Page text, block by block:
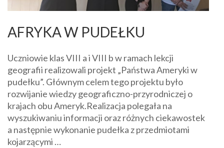
AFRYKA W PUDEŁKU
Uczniowie klas VIII a i VIII b w ramach lekcji
geografii realizowali projekt „Państwa Ameryki w
pudełku”. Głównym celem tego projektu było
rozwijanie wiedzy geograficzno-przyrodniczej o
krajach obu Ameryk.Realizacja polegała na
wyszukiwaniu informacji oraz różnych ciekawostek
a następnie wykonanie pudełka z przedmiotami
kojarzącymi …